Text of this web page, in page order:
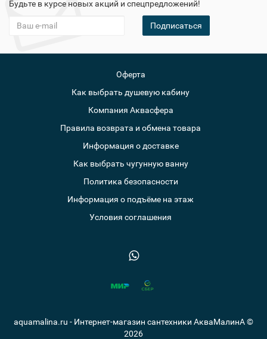
Будьте в курсе новых акций и спецпредложений!
Подписаться
Оферта
Как выбрать душевую кабину
Компания Аквасфера
Правила возврата и обмена товара
Информация о доставке
Как выбрать чугунную ванну
Политика безопасности
Информация о подъёме на этаж
Условия соглашения
aquamalina.ru - Интернет-магазин сантехники АкваМалинА ©
2026